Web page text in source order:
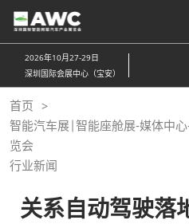
直
接
跳
至
内
容
2026年10月27-29日
深圳国际会展中心（宝安）
首页
智能汽车展|智能座舱展-媒体中
览会
行业新闻
关系自动驾驶落